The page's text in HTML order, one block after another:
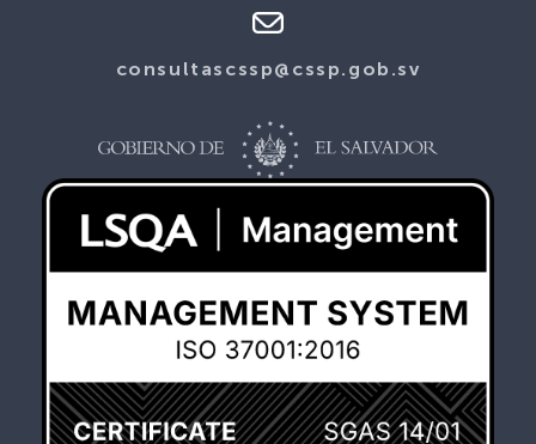
consultascssp@cssp.gob.sv